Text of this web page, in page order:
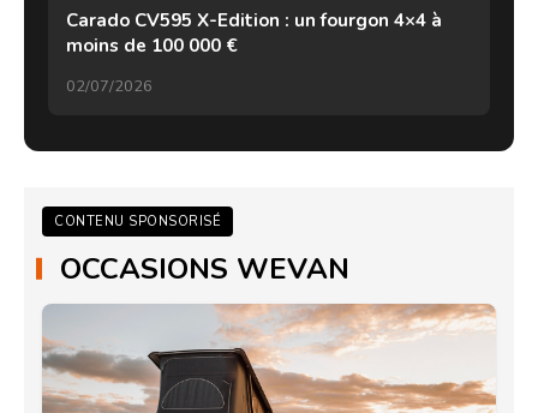
Carado CV595 X-Edition : un fourgon 4×4 à
moins de 100 000 €
02/07/2026
CONTENU SPONSORISÉ
OCCASIONS WEVAN